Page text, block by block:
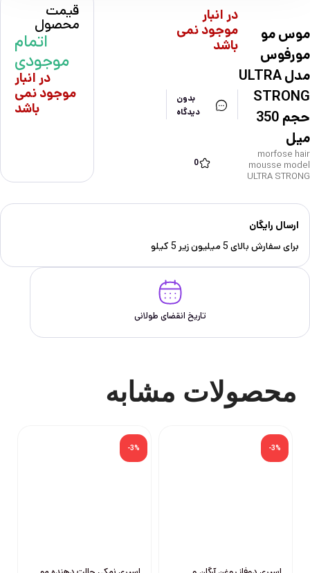
در انبار
موجود نمی
باشد
بدون
دیدگاه
0
موس مو
مورفوس
مدل ULTRA
STRONG
حجم 350
میل
morfose hair
mousse model
ULTRA STRONG
قیمت
محصول
اتمام
موجودی
در انبار
موجود نمی
باشد
ارسال رایگان
برای سفارش‌ بالای 5 میلیون زیر 5 کیلو
تاریخ انقضای طولانی
محصولات مشابه
-3%
-3%